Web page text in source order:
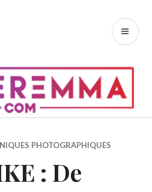
PHOTOGRAPHIQUES
: De